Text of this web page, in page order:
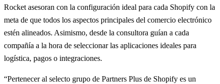
Rocket asesoran con la configuración ideal para cada Shopify con la
meta de que todos los aspectos principales del comercio electrónico
estén alineados. Asimismo, desde la consultora guían a cada
compañía a la hora de seleccionar las aplicaciones ideales para
logística, pagos o integraciones.
“Pertenecer al selecto grupo de Partners Plus de Shopify es un